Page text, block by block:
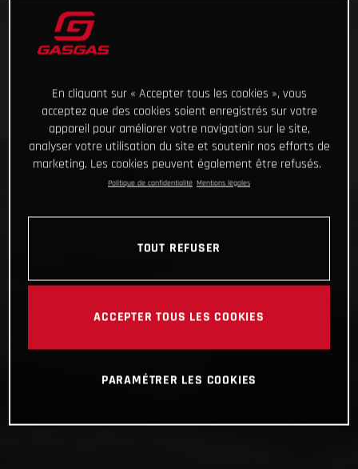
En cliquant sur « Accepter tous les cookies », vous
acceptez que des cookies soient enregistrés sur votre
appareil pour améliorer votre navigation sur le site,
analyser votre utilisation du site et soutenir nos efforts de
marketing. Les cookies peuvent également être refusés.
Politique de confidentialité Mentions légales
TOUT REFUSER
ACCEPTER TOUS LES COOKIES
PARAMÉTRER LES COOKIES